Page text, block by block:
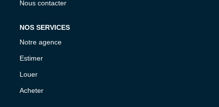
Nous contacter
NOS SERVICES
Notre agence
Estimer
Louer
Acheter